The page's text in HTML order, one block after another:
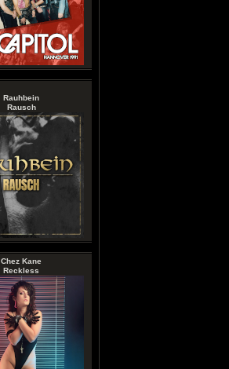
Rauhbein
Rausch
Chez Kane
Reckless